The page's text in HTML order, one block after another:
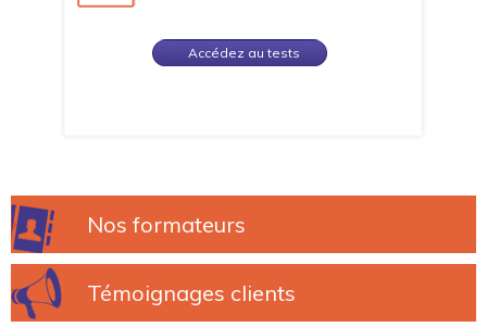
Accédez au tests
Nos formateurs
Témoignages clients